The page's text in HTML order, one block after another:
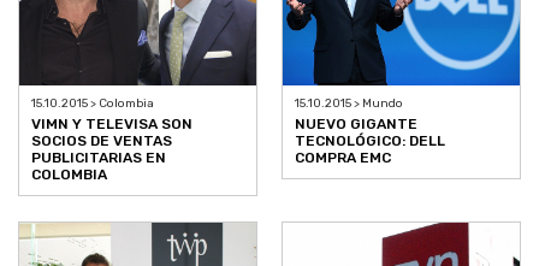
15.10.2015 > Colombia
VIMN Y TELEVISA SON
SOCIOS DE VENTAS
PUBLICITARIAS EN
COLOMBIA
15.10.2015 > Mundo
NUEVO GIGANTE
TECNOLÓGICO: DELL
COMPRA EMC